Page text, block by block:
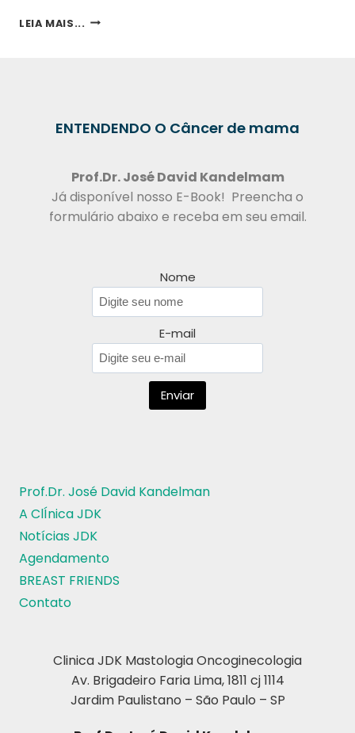
LEIA MAIS...
ENTENDENDO O Câncer de mama
Prof.Dr.José David Kandelmam
Já disponível nosso E-Book! Preencha o
formulário abaixo e receba em seu email.
Nome
E-mail
Prof.Dr. José David Kandelman
A ClÍnica JDK
Notícias JDK
Agendamento
BREAST FRIENDS
Contato
Clinica JDK Mastologia Oncoginecologia
Av. Brigadeiro Faria Lima, 1811 cj 1114
Jardim Paulistano – São Paulo – SP